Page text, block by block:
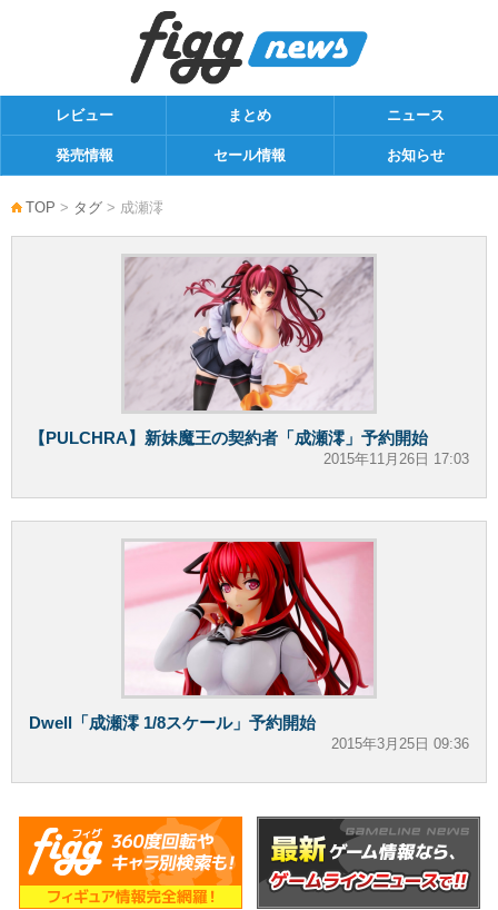
レビュー まとめ ニュース
発売情報 セール情報 お知らせ
TOP > タグ > 成瀬澪
【PULCHRA】新妹魔王の契約者「成瀬澪」予約開始
2015年11月26日 17:03
Dwell「成瀬澪 1/8スケール」予約開始
2015年3月25日 09:36